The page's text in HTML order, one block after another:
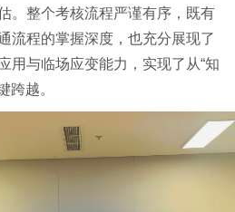
。整个考核流程严谨有序，既有
流程的掌握深度，也充分展现了
用与临场应变能力，实现了从“知
跨越。